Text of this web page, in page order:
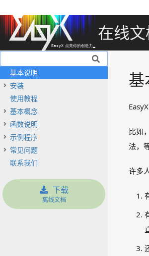
在线
基本说明
安装
使用教程
基本概念
函数说明
示例程序
常见问题
联系我们
下载
离线文档
基
比如
法，
许多